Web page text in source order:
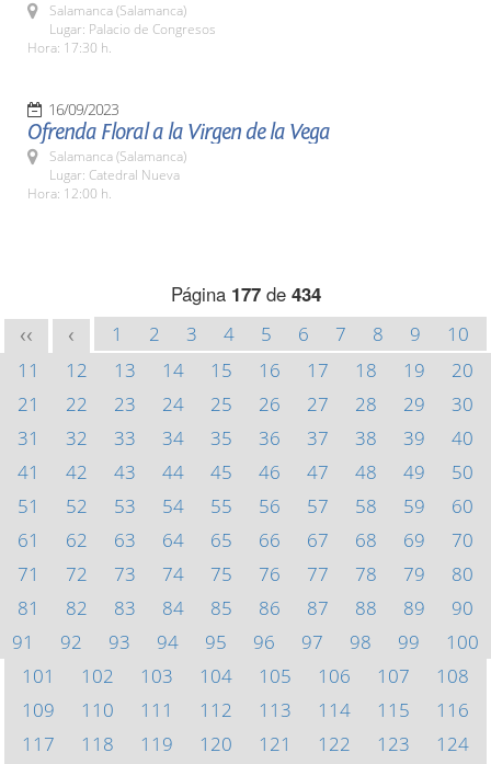
Salamanca (Salamanca)
Lugar: Palacio de Congresos
Hora: 17:30 h.
16/09/2023
Ofrenda Floral a la Virgen de la Vega
Salamanca (Salamanca)
Lugar: Catedral Nueva
Hora: 12:00 h.
Página 177de 434
<< < 1 2 3 4 5 6 7 8 9
10
11
12 13 14 15 16 17 18 19
20
21
22 23 24 25 26 27 28 29
30
31
32 33 34 35 36 37 38 39
40
41
42 43 44 45 46 47 48 49
50
51
52 53 54 55 56 57 58 59
60
61
62 63 64 65 66 67 68 69
70
71
72 73 74 75 76 77 78 79
80
81
82 83 84 85 86 87 88 89
90
91
92 93 94 95 96 97 98 99
100
101
102 103 104 105 106 107
108
109
110 111 112 113 114 115
116
117
118 119 120 121 122 123
124